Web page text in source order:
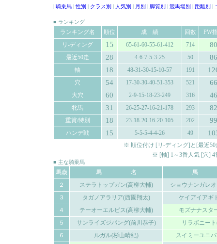
騎乗馬 |性別 クラス別 人気別 月別 脚質別 競馬場別 距離別
■ ランキング
ランキング名 順位 成 績 回数
PW
リ-ディング
15 65-61-60-55-61-412 714 80
最近50走 28 4-6-7-5-3-25 50 86
軸 18 48-31-30-15-10-57 191
穴 54 17-30-30-40-51-353 521 66
大穴 60 2-9-15-18-23-249 316 46
牝馬 31 26-25-27-16-21-178 293 82
重賞/特別 18 23-18-20-16-20-105 202 99
ハンデ戦 15 5-5-5-4-4-26 49
※ 順位付け [リ-ディング]と[最近
※ [軸] 1～3番人気 [穴] 4
■ 主な騎乗馬
馬歳 馬 名
馬
２
ステラトップガン(高柳大輔)
ショウナンガレ
３
タガノアラリア(西園翔太)
ケイアイアギ
４
テーオーエルビス(高柳大輔)
モズナナスタ
５
サンライズジパング(前川恭子)
リラボニー
６
ルガル(杉山晴紀)
スイミーユニ